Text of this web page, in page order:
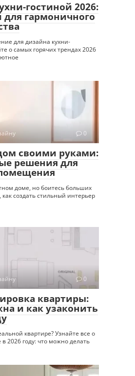
гостиной 2026:
для гармоничного
для дизайна кухни-
о самых горячих трендах 2026
0
своими руками:
решения для
доме, но боитесь больших
как создать стильный интерьер
0
квартиры:
и как узаконить
квартире? Узнайте все о
2026 году: что можно делать